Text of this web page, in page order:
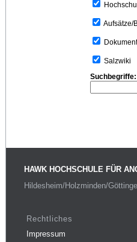
Aufsätze/
Salzwiki
Suchbegriffe:
HAWK HOCHSCHULE FÜR
Hildesheim/Holzminden/
Rechtliches
Impressum